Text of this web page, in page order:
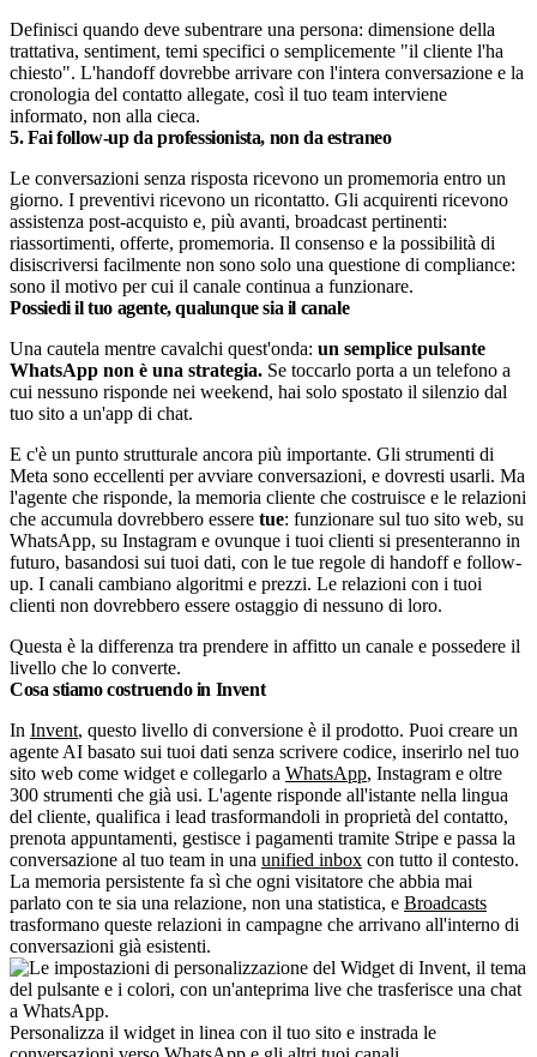
Definisci quando deve subentrare una persona: dimensione della
trattativa, sentiment, temi specifici o semplicemente "il cliente l'ha
chiesto". L'handoff dovrebbe arrivare con l'intera conversazione e la
cronologia del contatto allegate, così il tuo team interviene
informato, non alla cieca.
5. Fai follow-up da professionista, non da estraneo
Le conversazioni senza risposta ricevono un promemoria entro un
giorno. I preventivi ricevono un ricontatto. Gli acquirenti ricevono
assistenza post-acquisto e, più avanti, broadcast pertinenti:
riassortimenti, offerte, promemoria. Il consenso e la possibilità di
disiscriversi facilmente non sono solo una questione di compliance:
sono il motivo per cui il canale continua a funzionare.
Possiedi il tuo agente, qualunque sia il canale
Una cautela mentre cavalchi quest'onda: un semplice pulsante
WhatsApp non è una strategia. Se toccarlo porta a un telefono a
cui nessuno risponde nei weekend, hai solo spostato il silenzio dal
tuo sito a un'app di chat.
E c'è un punto strutturale ancora più importante. Gli strumenti di
Meta sono eccellenti per avviare conversazioni, e dovresti usarli. Ma
l'agente che risponde, la memoria cliente che costruisce e le relazioni
che accumula dovrebbero essere tue: funzionare sul tuo sito web, su
WhatsApp, su Instagram e ovunque i tuoi clienti si presenteranno in
futuro, basandosi sui tuoi dati, con le tue regole di handoff e follow-
up. I canali cambiano algoritmi e prezzi. Le relazioni con i tuoi
clienti non dovrebbero essere ostaggio di nessuno di loro.
Questa è la differenza tra prendere in affitto un canale e possedere il
livello che lo converte.
Cosa stiamo costruendo in Invent
In Invent, questo livello di conversione è il prodotto. Puoi creare un
agente AI basato sui tuoi dati senza scrivere codice, inserirlo nel tuo
sito web come widget e collegarlo a WhatsApp, Instagram e oltre
300 strumenti che già usi. L'agente risponde all'istante nella lingua
del cliente, qualifica i lead trasformandoli in proprietà del contatto,
prenota appuntamenti, gestisce i pagamenti tramite Stripe e passa la
conversazione al tuo team in una unified inbox con tutto il contesto.
La memoria persistente fa sì che ogni visitatore che abbia mai
parlato con te sia una relazione, non una statistica, e Broadcasts
trasformano queste relazioni in campagne che arrivano all'interno di
conversazioni già esistenti.
Personalizza il widget in linea con il tuo sito e instrada le